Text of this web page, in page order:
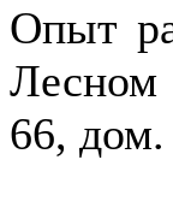
Опыт
Лесном
66,